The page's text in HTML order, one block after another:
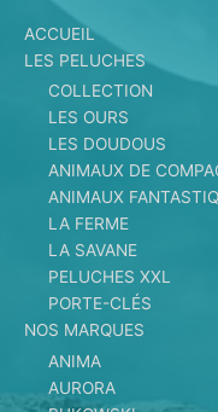
ACCUEIL
LES PELUCHES
COLLECTION
LES OURS
LES DOUDOUS
ANIMAUX DE
ANIMAUX
LA FERME
LA SAVANE
PELUCHES XXL
PORTE-CLÉS
NOS MARQUES
ANIMA
AURORA